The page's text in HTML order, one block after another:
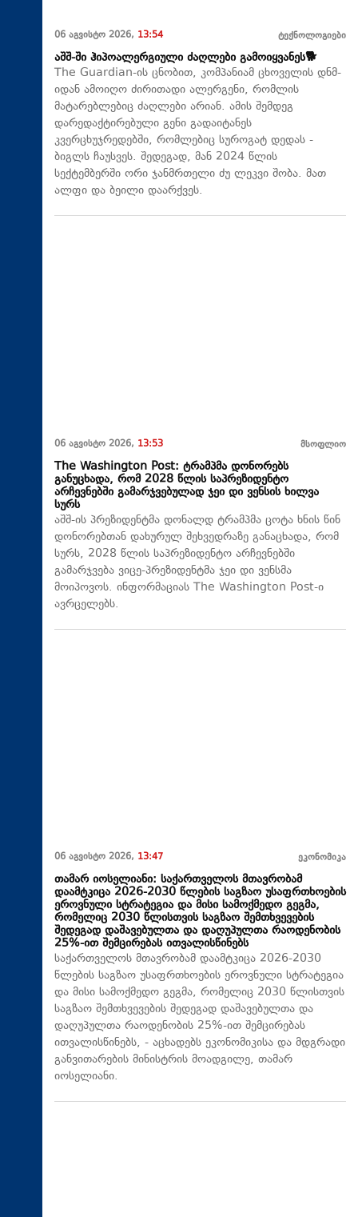
06 აგვისტო 2026, 13:54 ტექნოლოგიები
აშშ-ში ჰიპოალერგიული ძაღლები გამოიყვანეს🐕
The Guardian-ის ცნობით, კომპანიამ ცხოველის დნმ-
იდან ამოიღო ძირითადი ალერგენი, რომლის
მატარებლებიც ძაღლები არიან. ამის შემდეგ
დარედაქტირებული გენი გადაიტანეს
კვერცხუჯრედებში, რომლებიც სუროგატ დედას -
ბიგლს ჩაუსვეს. შედეგად, მან 2024 წლის
სექტემბერში ორი ჯანმრთელი ძუ ლეკვი შობა. მათ
ალფი და ბეილი დაარქვეს.
06 აგვისტო 2026, 13:53 მსოფლიო
The Washington Post: ტრამპმა დონორებს
განუცხადა, რომ 2028 წლის საპრეზიდენტო
არჩევნებში გამარჯვებულად ჯეი დი ვენსის ხილვა
სურს
აშშ-ის პრეზიდენტმა დონალდ ტრამპმა ცოტა ხნის წინ
დონორებთან დახურულ შეხვედრაზე განაცხადა, რომ
სურს, 2028 წლის საპრეზიდენტო არჩევნებში
გამარჯვება ვიცე-პრეზიდენტმა ჯეი დი ვენსმა
მოიპოვოს. ინფორმაციას The Washington Post-ი
ავრცელებს.
06 აგვისტო 2026, 13:47 ეკონომიკა
თამარ იოსელიანი: საქართველოს მთავრობამ
დაამტკიცა 2026-2030 წლების საგზაო უსაფრთხოების
ეროვნული სტრატეგია და მისი სამოქმედო გეგმა,
რომელიც 2030 წლისთვის საგზაო შემთხვევების
შედეგად დაშავებულთა და დაღუპულთა რაოდენობის
25%-ით შემცირებას ითვალისწინებს
საქართველოს მთავრობამ დაამტკიცა 2026-2030
წლების საგზაო უსაფრთხოების ეროვნული სტრატეგია
და მისი სამოქმედო გეგმა, რომელიც 2030 წლისთვის
საგზაო შემთხვევების შედეგად დაშავებულთა და
დაღუპულთა რაოდენობის 25%-ით შემცირებას
ითვალისწინებს, - აცხადებს ეკონომიკისა და მდგრადი
განვითარების მინისტრის მოადგილე, თამარ
იოსელიანი.